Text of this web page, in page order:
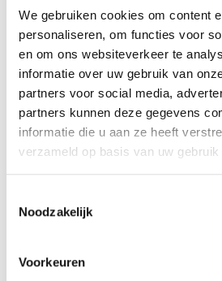
We gebruiken cookies om content
personaliseren, om functies voor
en om ons websiteverkeer te
informatie over uw gebruik van
partners voor social media,
partners kunnen deze gegevens
informatie die u aan ze heeft
verzameld op basis van uw
Noodzakelijk
Voorkeuren
COUNTRYFEST IN PRAD
Gastronomie/Streekproducten
COUNTRYFEST IN PRAD 2026
"Sacramento City", sports field
Stilfserjoch
8-8- - 9-8-2026